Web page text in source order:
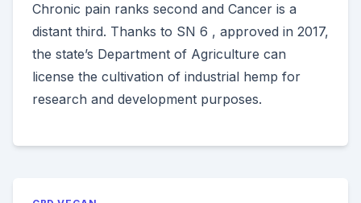
Chronic pain ranks second and Cancer is a
distant third. Thanks to SN 6 , approved in 2017,
the state’s Department of Agriculture can
license the cultivation of industrial hemp for
research and development purposes.